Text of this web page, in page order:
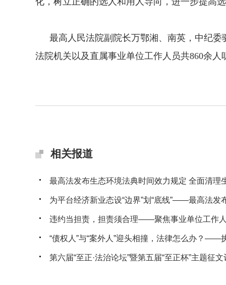
最高人民法院副院长万鄂湘、南英，中纪委
法院机关以及直属事业单位工作人员共860余人
相关报道
最高法发布生态环境法典时间效力规定 全面清理
为平台经济新业态设“边界”划“底线”——最高法发
违约当担责，担责须合理——聚焦事业单位工作
“债权人”与“案外人”迎头相撞，法律怎么办？——
第六届“至正·法治论坛”暨第五届“至正杯”主题征文